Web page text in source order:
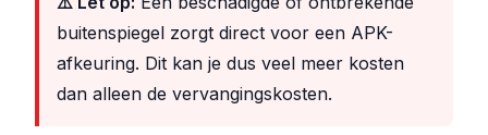
buitenspiegel zorgt direct voor een APK-
afkeuring. Dit kan je dus veel meer kosten
dan alleen de vervangingskosten.